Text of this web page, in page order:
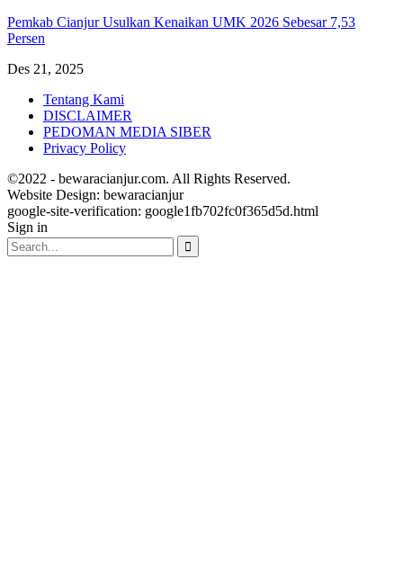
Pemkab Cianjur Usulkan Kenaikan UMK 2026 Sebesar 7,53
Persen
Des 21, 2025
Tentang Kami
DISCLAIMER
PEDOMAN MEDIA SIBER
Privacy Policy
©2022 - bewaracianjur.com. All Rights Reserved.
Website Design: bewaracianjur
google-site-verification: google1fb702fc0f365d5d.html
Sign in